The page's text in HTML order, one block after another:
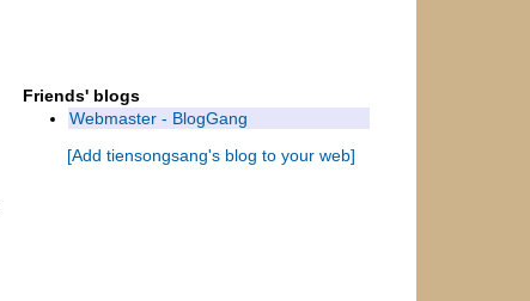
เมื่อความคิดถึงเดินทาง
อุ่ น
ความคิดและหัวใจ
Friends' blogs
Webmaster - BlogGang
[Add tiensongsang's blog to your web]